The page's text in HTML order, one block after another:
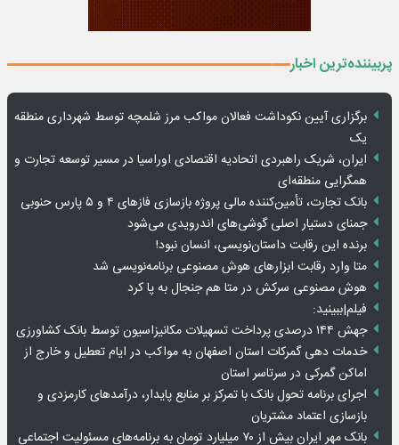
پربیننده‌ترین اخبار
برگزاری آیین نکوداشت فعالان مواکب مرز شلمچه توسط شهرداری منطقه
یک
ایران، شریک راهبردی اتحادیه اقتصادی اوراسیا در مسیر توسعه تجارت و
همگرایی منطقه‌ای
بانک تجارت، تأمین‌کننده مالی پروژه بازسازی فازهای ۴ و ۵ پارس حنوبی
جمنای دستیار اصلی گوشی‌های اندرویدی می‌شود
برنده این رقابت داستان‌نویسی، انسان نبود!
متا وارد رقابت ابزارهای هوش مصنوعی برنامه‌نویسی شد
هوش مصنوعی سرکش در متا هم جنجال به پا کرد
فیلم|ببینید:
جهش ۱۴۴ درصدی پرداخت تسهیلات مکانیزاسیون توسط بانک کشاورزی
خدمات دهی گمرکات استان اصفهان به مواکب در ایام تعطیل و خارج از
اماکن گمرکی در سرتاسر استان
اجرای برنامه تحول بانک با تمرکز بر منابع پایدار، درآمدهای کارمزدی و
بازسازی اعتماد مشتریان
بانک مهر ایران بیش از ۷۰ میلیارد تومان به برنامه‌های مسئولیت اجتماعی